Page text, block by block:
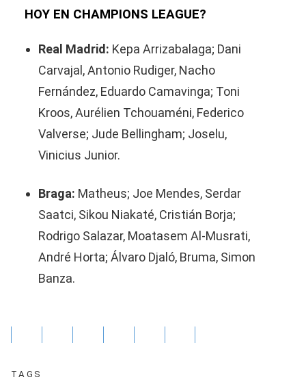
HOY EN CHAMPIONS LEAGUE?
Real Madrid: Kepa Arrizabalaga; Dani
Carvajal, Antonio Rudiger, Nacho
Fernández, Eduardo Camavinga; Toni
Kroos, Aurélien Tchouaméni, Federico
Valverse; Jude Bellingham; Joselu,
Vinicius Junior.
Braga: Matheus; Joe Mendes, Serdar
Saatci, Sikou Niakaté, Cristián Borja;
Rodrigo Salazar, Moatasem Al-Musrati,
André Horta; Álvaro Djaló, Bruma, Simon
Banza.
TAGS